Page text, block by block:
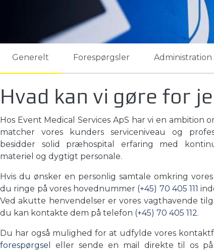
Generelt Forespørgsler Administration
Hvad kan vi gøre for
Hos Event Medical Services ApS har vi en ambition
matcher vores kunders serviceniveau og
besidder solid præhospital erfaring med
materiel og dygtigt personale.
Hvis du ønsker en personlig samtale omkring
du ringe på vores hovednummer (+45) 70 405 111
Ved akutte henvendelser er vores vagthavende
du kan kontakte dem på telefon (+45) 70 405 112.
Du har også mulighed for at udfylde vores
forespørgsel
eller sende en mail direkte til os